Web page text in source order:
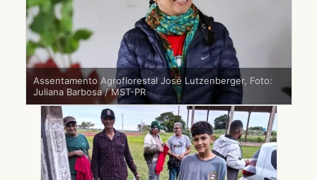
Assentamento Agroflorestal José Lutzenberger, Foto:
Juliana Barbosa / MST-PR